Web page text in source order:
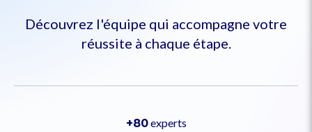
Découvrez l'équipe qui accompagne votre
réussite à chaque étape.
+80experts